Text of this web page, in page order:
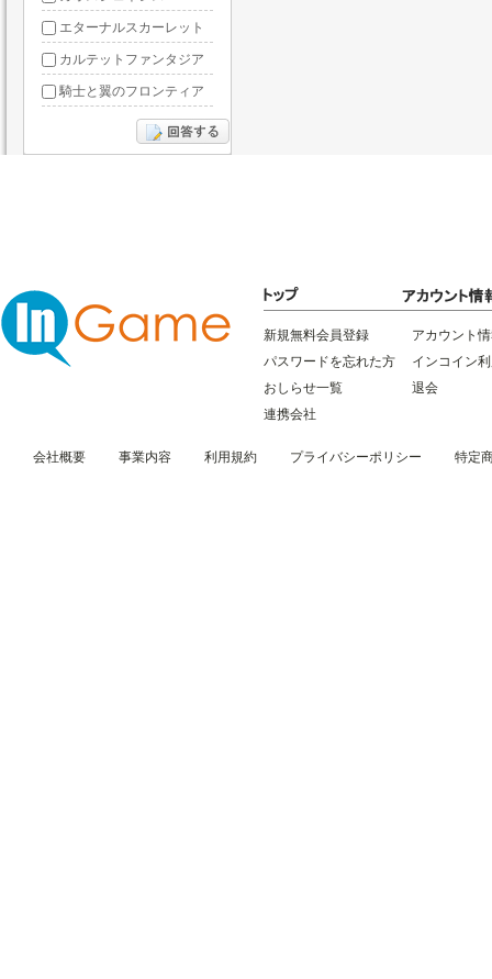
エターナルスカーレット
カルテットファンタジア
騎士と翼のフロンティア
ドラグーン・ナイツ
ぶっ飛び三国
新規無料会員登録
パスワードを忘れた方
おしらせ一覧
連携会社
アカウント
インコイン
退会
会社概要 事業内容 利用規約 プライバシーポリシー 特定